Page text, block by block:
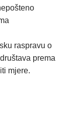
raspravu o
prema
mjere.